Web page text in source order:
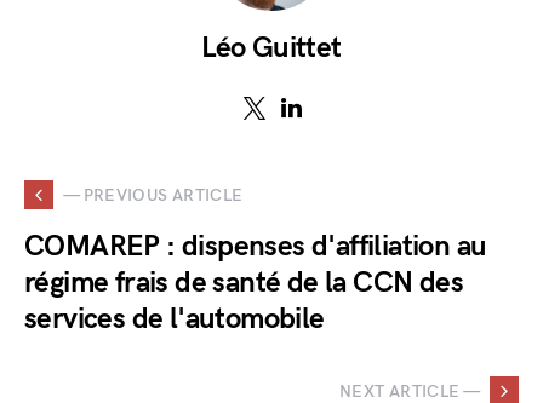
Léo Guittet
— PREVIOUS ARTICLE
COMAREP : dispenses d'affiliation au
régime frais de santé de la CCN des
services de l'automobile
NEXT ARTICLE —